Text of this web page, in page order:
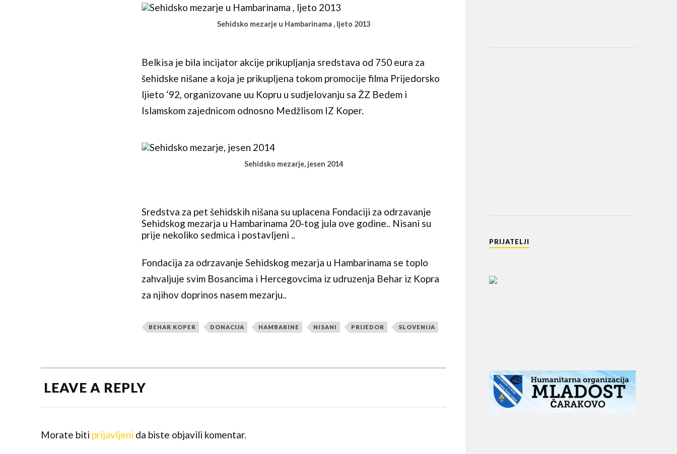
Sehidsko mezarje u Hambarinama , ljeto 2013
Belkisa je bila incijator akcije prikupljanja sredstava od 750 eura za
šehidske nišane a koja je prikupljena tokom promocije filma Prijedorsko
ljieto ‘92, organizovane uu Kopru u sudjelovanju sa ŽZ Bedem i
Islamskom zajednicom odnosno Medžlisom IZ Koper.
Sehidsko mezarje, jesen 2014
Sredstva za pet šehidskih nišana su uplacena Fondaciji za odrzavanje
Sehidskog mezarja u Hambarinama 20-tog jula ove godine.. Nisani su
prije nekoliko sedmica i postavljeni ..
Fondacija za odrzavanje Sehidskog mezarja u Hambarinama se toplo
zahvaljuje svim Bosancima i Hercegovcima iz udruzenja Behar iz Kopra
za njihov doprinos nasem mezarju..
BEHAR KOPER DONACIJA HAMBARINE NISANI PRIJEDOR SLOVENIJA
LEAVE A REPLY
Morate biti prijavljeni da biste objavili komentar.
PRIJATELJI